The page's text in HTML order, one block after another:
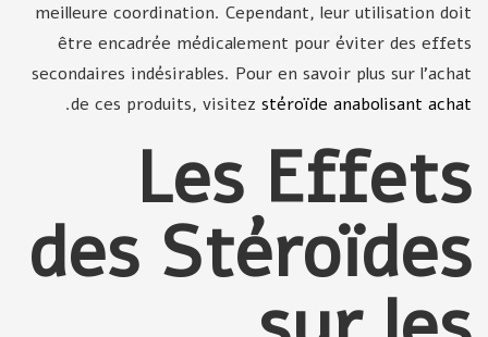
meilleure coordination. Cependant, leur utilisation doit
être encadrée médicalement pour éviter des effets
secondaires indésirables. Pour en savoir plus sur l’achat
de ces produits, visitez stéroïde anabolisant achat
.
Les Effets
des Stéroïdes